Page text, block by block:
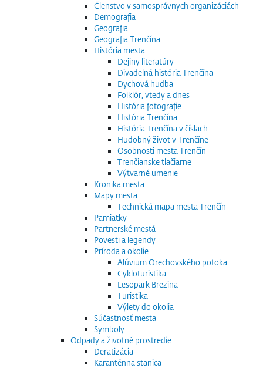
Členstvo v samosprávnych organizáciách
Demografia
Geografia
Geografia Trenčína
História mesta
Dejiny literatúry
Divadelná história Trenčína
Dychová hudba
Folklór, vtedy a dnes
História fotografie
História Trenčína
História Trenčína v číslach
Hudobný život v Trenčíne
Osobnosti mesta Trenčín
Trenčianske tlačiarne
Výtvarné umenie
Kronika mesta
Mapy mesta
Technická mapa mesta Trenčín
Pamiatky
Partnerské mestá
Povesti a legendy
Príroda a okolie
Alúvium Orechovského potoka
Cykloturistika
Lesopark Brezina
Turistika
Výlety do okolia
Súčastnosť mesta
Symboly
Odpady a životné prostredie
Deratizácia
Karanténna stanica